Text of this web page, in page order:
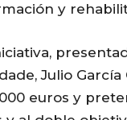
y
Julio
euros y